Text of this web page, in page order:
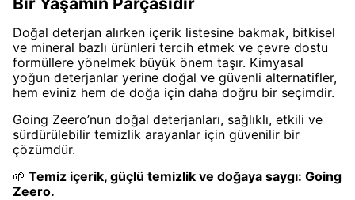
Doğal deterjan alırken içerik listesine bakmak, bitkisel
ve mineral bazlı ürünleri tercih etmek ve çevre dostu
formüllere yönelmek büyük önem taşır. Kimyasal
yoğun deterjanlar yerine doğal ve güvenli alternatifler,
hem eviniz hem de doğa için daha doğru bir seçimdir.
Going Zeero’nun doğal deterjanları, sağlıklı, etkili ve
sürdürülebilir temizlik arayanlar için güvenilir bir
çözümdür.
🌱 Temiz içerik, güçlü temizlik ve doğaya saygı: Going
Zeero.